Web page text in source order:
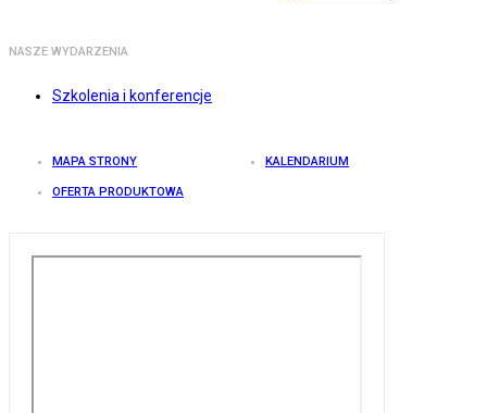
NASZE WYDARZENIA
Szkolenia i konferencje
MAPA STRONY KALENDARIUM
OFERTA PRODUKTOWA